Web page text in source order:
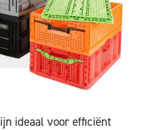
ideaal voor efficiënt